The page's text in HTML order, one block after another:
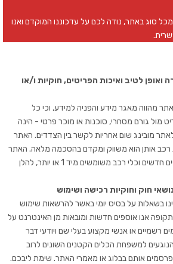
סוג באתר, נודה לכם על עדכוננו המוקדם ואנו
ואופן לטיב ואיכות הפריטים, חוקיות ו/או
מהווה מאגר מידע והפניה למידע, וכי כל
מול גורם מסחרי, סוכנות או מוכר פרטי - הינה
לאתר מובינג שום אחריות לקשר בין הצדדים. האתר
רכב אותן הוא משווק ומקדם בהסכמה מלאה. האתר
מפרסם בעיקר כלי רכב פרטיים חדשים וכלי רכב משומשים מיד 1 או יותר, להלן
חוק וחוקיות רכישה ושימוש
בשאלות על בסיס יומי באשר להרשאות שימוש
אנו אוספים חדשות ומובאות מן האינטרנט על
רשמיים או אנשי מקצוע בעלי שם ויודעי דבר
למשפחת הכלים הקטנים השונים לרוב
אותם בבלוג או מאמרי האתר. שימת ליבכם.